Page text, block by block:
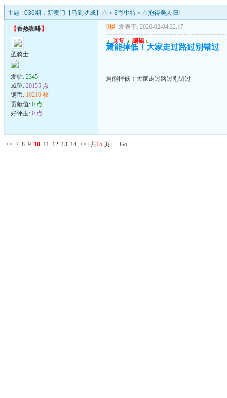
主题 : 036期：新澳门【马到功成】△＜3肖中特＞△抱得美人归!
【香热咖啡】
圣骑士
发帖: 2345
威望: 20155 点
铜币: 10210 枚
贡献值: 0 点
好评度: 0 点
9楼 发表于: 2026-02-04 22:17
u 回复 u 编辑 u
焉能掉低！大家走过路过别错过
焉能掉低！大家走过路过别错过
<< 7 8 9 10 11 12 13 14 >> [共15 页] Go